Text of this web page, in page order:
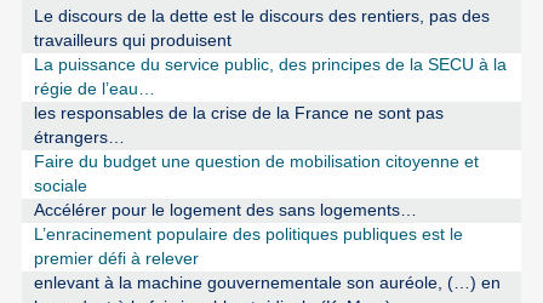
Le discours de la dette est le discours des rentiers, pas des
travailleurs qui produisent
La puissance du service public, des principes de la SECU à la
régie de l’eau…
les responsables de la crise de la France ne sont pas
étrangers…
Faire du budget une question de mobilisation citoyenne et
sociale
Accélérer pour le logement des sans logements…
L’enracinement populaire des politiques publiques est le
premier défi à relever
enlevant à la machine gouvernementale son auréole, (…) en